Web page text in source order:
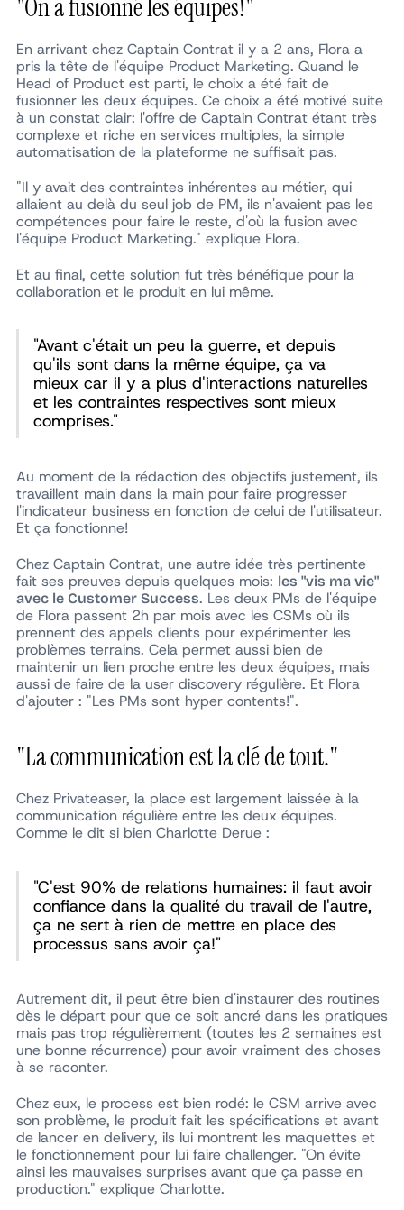
"On a fusionné les équipes!"
En arrivant chez Captain Contrat il y a 2 ans, Flora a
pris la tête de l'équipe Product Marketing. Quand le
Head of Product est parti, le choix a été fait de
fusionner les deux équipes. Ce choix a été motivé suite
à un constat clair: l'offre de Captain Contrat étant très
complexe et riche en services multiples, la simple
automatisation de la plateforme ne suffisait pas.
"Il y avait des contraintes inhérentes au métier, qui
allaient au delà du seul job de PM, ils n'avaient pas les
compétences pour faire le reste, d'où la fusion avec
l'équipe Product Marketing." explique Flora.
Et au final, cette solution fut très bénéfique pour la
collaboration et le produit en lui même.
"Avant c'était un peu la guerre, et depuis
qu'ils sont dans la même équipe, ça va
mieux car il y a plus d'interactions naturelles
et les contraintes respectives sont mieux
comprises."
Au moment de la rédaction des objectifs justement, ils
travaillent main dans la main pour faire progresser
l'indicateur business en fonction de celui de l'utilisateur.
Et ça fonctionne!
Chez Captain Contrat, une autre idée très pertinente
fait ses preuves depuis quelques mois: les "vis ma vie"
avec le Customer Success. Les deux PMs de l'équipe
de Flora passent 2h par mois avec les CSMs où ils
prennent des appels clients pour expérimenter les
problèmes terrains. Cela permet aussi bien de
maintenir un lien proche entre les deux équipes, mais
aussi de faire de la user discoveryrégulière. Et Flora
d'ajouter : "Les PMs sont hyper contents!".
"La communication est la clé de tout."
Chez Privateaser, la place est largement laissée à la
communication régulière entre les deux équipes.
Comme le dit si bien Charlotte Derue :
"C'est 90% de relations humaines: il faut avoir
confiance dans la qualité du travail de l'autre,
ça ne sert à rien de mettre en place des
processus sans avoir ça!"
Autrement dit, il peut être bien d'instaurer des routines
dès le départ pour que ce soit ancré dans les pratiques
mais pas trop régulièrement (toutes les 2 semaines est
une bonne récurrence) pour avoir vraiment des choses
à se raconter.
Chez eux, le process est bien rodé: le CSM arrive avec
son problème, le produit fait les spécifications et avant
de lancer en delivery, ils lui montrent les maquettes et
le fonctionnement pour lui faire challenger. "On évite
ainsi les mauvaises surprises avant que ça passe en
production." explique Charlotte.